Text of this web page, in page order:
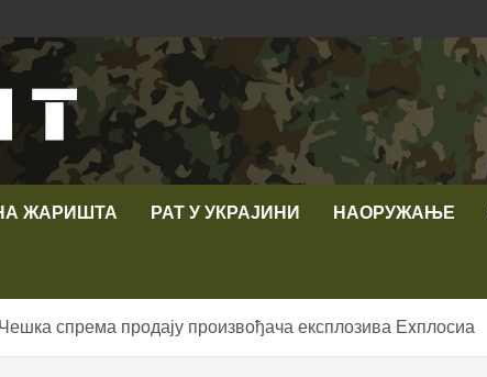
ЖАРИШТА РАТ У УКРАЈИНИ НАОРУЖАЊЕ
Чешка спрема продају произвођача експлозива Еxплосиа